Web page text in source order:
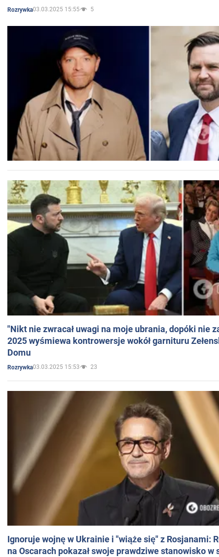
Rozrywka03.03.2025 15:55 5
"Nikt nie zwracał uwagi na moje ubrania, dopóki nie
2025 wyśmiewa kontrowersje wokół garnituru
Domu
Rozrywka03.03.2025 15:53 23
Ignoruje wojnę w Ukrainie i "wiąże się" z Rosjanami:
na Oscarach pokazał swoje prawdziwe stanowisko w